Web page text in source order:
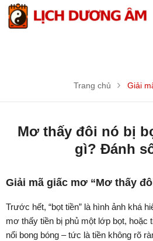
Trang chủ Giải
Mơ thấy đôi nó bị
gì? Đánh
Giải mã giấc mơ “Mơ thấy
Trước hết, “bọt tiền” là hình ảnh khá
mơ thấy tiền bị phủ một lớp bọt, hoặc
nổi bong bóng – tức là tiền không rõ